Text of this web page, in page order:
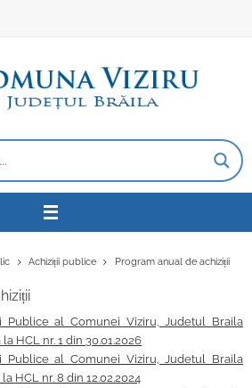
Achiziții publice Program anual de achiziții
Publice al Comunei Viziru, Judetul Braila
HCL nr. 1 din 30.01.2026
Publice al Comunei Viziru, Judetul Braila
HCL nr. 8 din 12.02.2024